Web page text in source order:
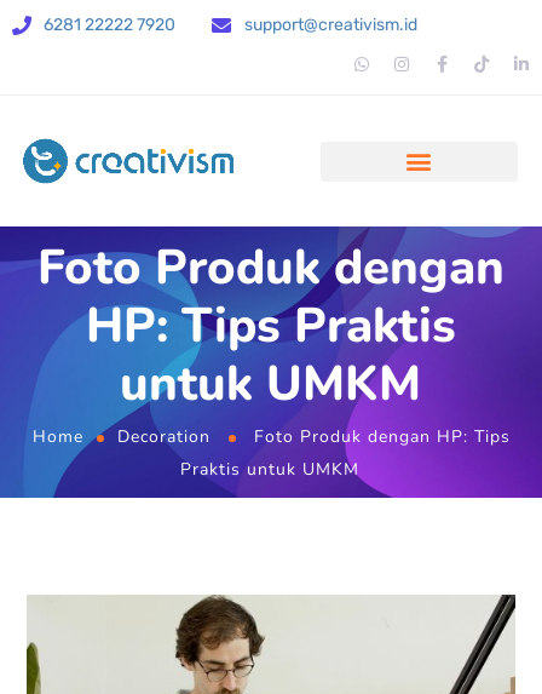
6281 22222 7920 support@creativism.id
Foto Produk dengan
HP: Tips Praktis
untuk UMKM
Home Decoration
Foto Produk dengan HP: Tips
Praktis untuk UMKM